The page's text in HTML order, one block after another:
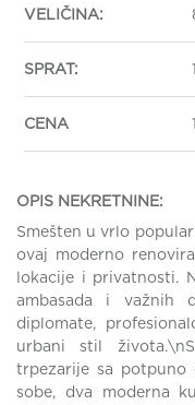
VELIČINA:
SPRAT: 1
CENA
OPIS NEKRETNINE:
Smešten u vrlo
ovaj moderno
lokacije i privatnosti.
ambasada i važnih
diplomate,
urbani stil
trpezarije sa potpuno
sobe, dva moderna